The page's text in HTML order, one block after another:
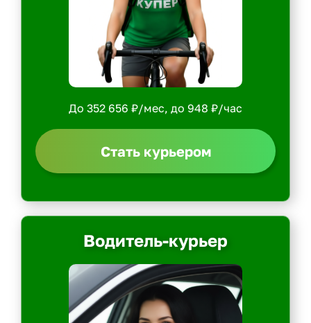
До 352 656 ₽/мес, до 948 ₽/час
Стать курьером
Водитель-курьер